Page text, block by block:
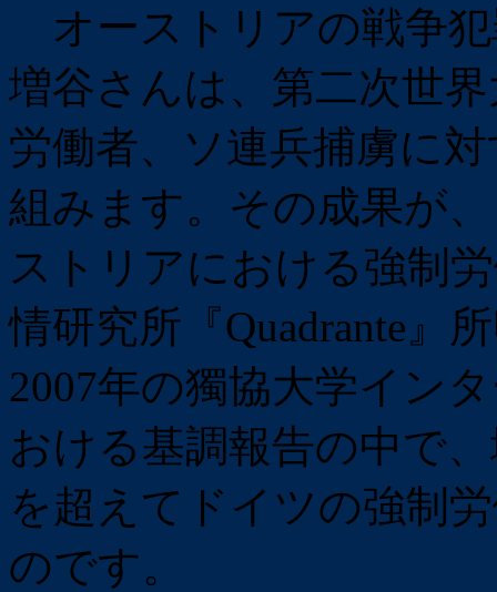
オーストリアの戦争
増谷さんは、第二次世
労働者、ソ連兵捕虜に
組みます。その成果が
ストリアにおける強制
情研究所『Quadrante』
2007年の獨協大学イン
おける基調報告の中で
を超えてドイツの強制
のです。